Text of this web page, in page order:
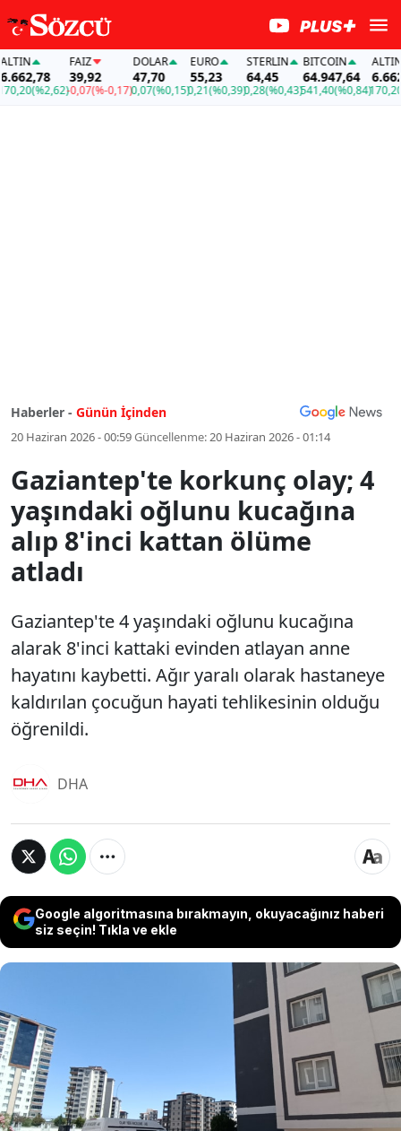
(%2,62)
FAİZ
39,92
-0,07(%-0,17)
DOLAR
47,70
0,07(%0,15)
EURO
55,23
0,21(%0,39)
STERLIN
64,45
0,28(%0,43)
BITCOIN
64.947,64
541,40(%0,84)
ALTIN
170,20
Haberler - Günün İçinden
20 Haziran 2026 - 00:59Güncellenme:20 Haziran 2026 - 01:14
Gaziantep'te korkunç olay; 4
yaşındaki oğlunu kucağına
alıp 8'inci kattan ölüme
atladı
Gaziantep'te 4 yaşındaki oğlunu kucağına
alarak 8'inci kattaki evinden atlayan anne
hayatını kaybetti. Ağır yaralı olarak hastaneye
kaldırılan çocuğun hayati tehlikesinin olduğu
öğrenildi.
DHA
Google algoritmasına bırakmayın, okuyacağınız haberi
siz seçin! Tıkla ve ekle
Gaziantep'te 4 yaşındaki oğlunu kucağına
alarak 8'inci kattaki evinden atlayan anne
hayatını kaybetti. Ağır yaralı olarak
hastaneye kaldırılan çocuğun hayati
tehlikesinin olduğu öğrenildi.